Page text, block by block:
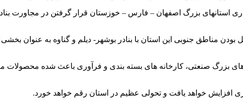
استانهای بزرگ اصفهان – فارس – خوزستان قرار گرفتن در مجاورت
بودن مناطق جنوبی این استان با بنادر بوشهر- دیلم و گناوه به عنوان
های بزرگ صنعتی، کارخانه های بسته بندی و فرآوری باعث شده محصولات
افزایش خواهد یافت و تحولی عظیم در استان رقم خواهد خورد.